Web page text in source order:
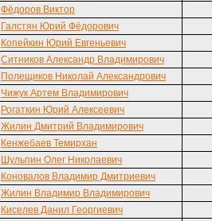
Фёдоров Виктор
Галстян Юрий Фёдорович
Копейкин Юрий Евгеньевич
Ситников Александр Владимирович
Полещиков Николай Александрович
Чижук Артем Владимирович
Рогаткин Юрий Алексеевич
Жилин Дмитрий Владимирович
Кенжебаев Темирхан
Шульпин Олег Николаевич
Коновалов Владимир Дмитриевич
Жилин Владимир Владимирович
Киселев Данил Георгиевич